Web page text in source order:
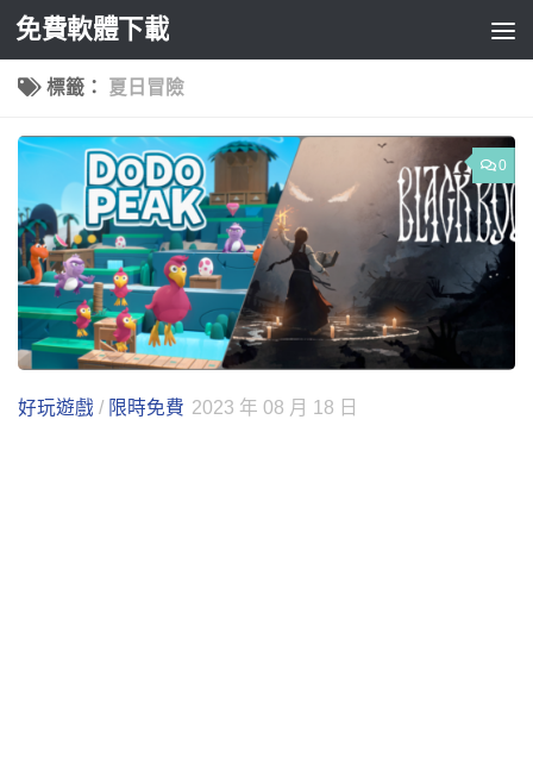
Skip to content
免費軟體下載
標籤： 夏日冒險
0
好玩遊戲 / 限時免費 2023 年 08 月 18 日